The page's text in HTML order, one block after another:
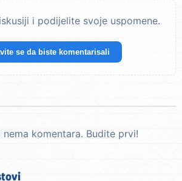
i podijelite svoje uspomene.
se da biste komentarisali
komentara. Budite prvi!